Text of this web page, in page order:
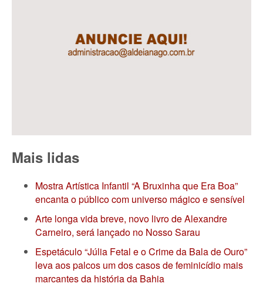
Mais lidas
Mostra Artística Infantil “A Bruxinha que Era Boa”
encanta o público com universo mágico e sensível
Arte longa vida breve, novo livro de Alexandre
Carneiro, será lançado no Nosso Sarau
Espetáculo “Júlia Fetal e o Crime da Bala de Ouro”
leva aos palcos um dos casos de feminicídio mais
marcantes da história da Bahia